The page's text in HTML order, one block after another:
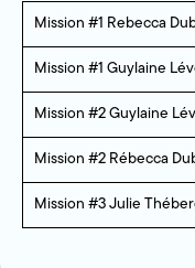
Mission #1 Rebecca
Mission #1 Guylaine
Mission #2 Guylaine
Mission #2 Rébecca
Mission #3 Julie